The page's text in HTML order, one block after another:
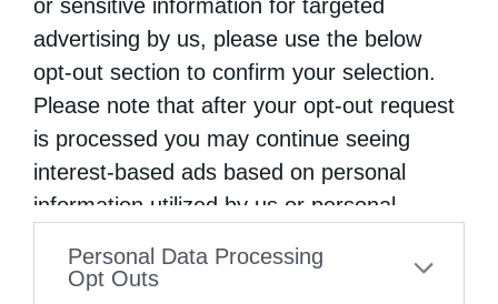
or sensitive information for targeted
advertising by us, please use the below
opt-out section to confirm your selection.
Please note that after your opt-out request
is processed you may continue seeing
interest-based ads based on personal
information utilized by us or personal
to your opt-out. You may separately opt-out
Personal Data Processing
Opt Outs
Πειραιώς Σεραφείμ: Να χαίρεστε τη ζωή εδώ,